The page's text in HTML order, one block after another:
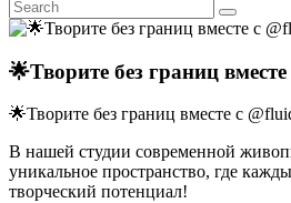
🌟Творите без границ
🌟Творите без границ вместе с
В нашей студии современной
уникальное пространство, где
творческий потенциал!